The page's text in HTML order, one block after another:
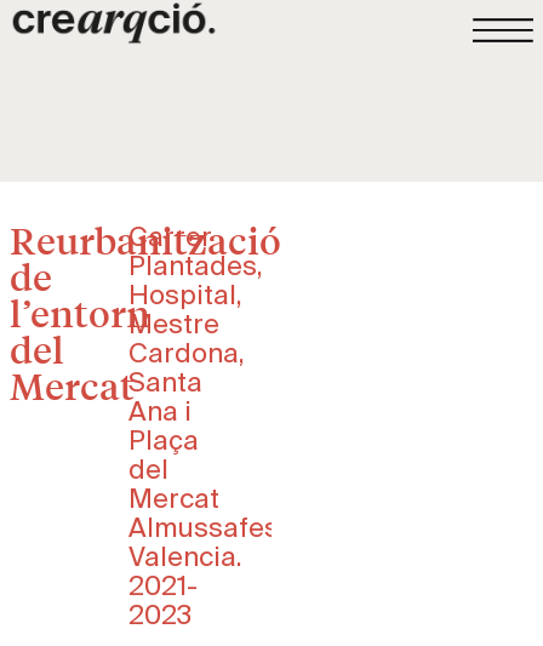
Reurbanització
de
l’entorn
del
Mercat
Carrer
Plantades,
Hospital,
Mestre
Cardona,
Santa
Ana i
Plaça
del
Mercat
Almussafes,
Valencia.
2021-
2023